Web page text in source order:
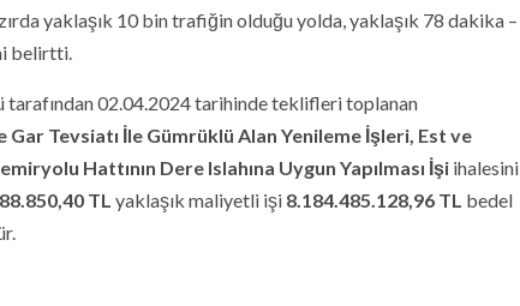
yaklaşık 10 bin trafiğin olduğu yolda, yaklaşık 78 dakika –
belirtti.
tarafından 02.04.2024 tarihinde teklifleri toplanan
Gar Tevsiatı İle Gümrüklü Alan Yenileme İşleri, Est ve
Hattının Dere Islahına Uygun Yapılması İşi ihalesini
TL yaklaşık maliyetli işi 8.184.485.128,96 TL bedel